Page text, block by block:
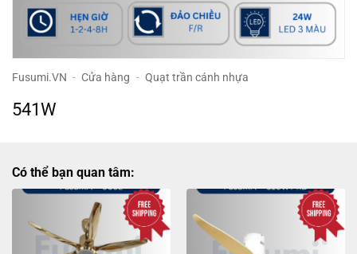
Fusumi.VN - Cửa hàng - Quạt trần cánh nhựa
541W
Có thể bạn quan tâm: